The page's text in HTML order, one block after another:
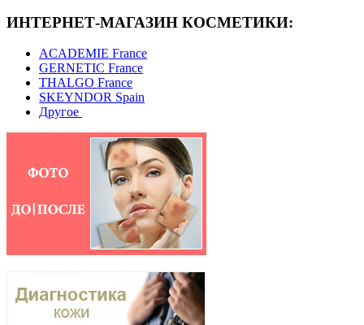
ИНТЕРНЕТ-МАГАЗИН КОСМЕТИКИ:
ACADEMIE France
GERNETIC France
THALGO France
SKEYNDOR Spain
Другое